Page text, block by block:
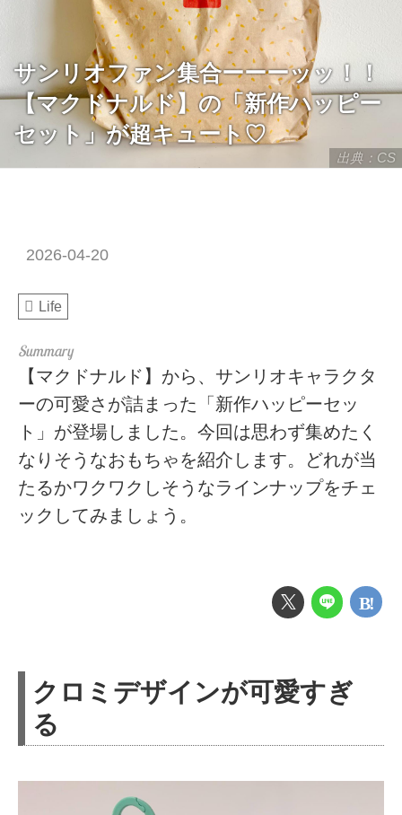
出典：CS
サンリオファン集合ーーーッッ！！
【マクドナルド】の「新作ハッピー
セット」が超キュート♡
2026-04-20
Life
【マクドナルド】から、サンリオキャラクタ
ーの可愛さが詰まった「新作ハッピーセッ
ト」が登場しました。今回は思わず集めたく
なりそうなおもちゃを紹介します。どれが当
たるかワクワクしそうなラインナップをチェ
ックしてみましょう。
クロミデザインが可愛すぎ
る